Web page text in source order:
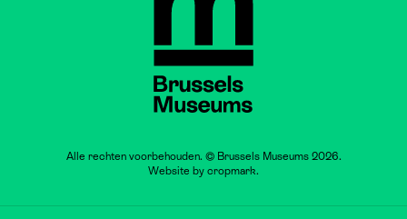
Alle rechten voorbehouden. © Brussels Museums 2026.
Website by cropmark.